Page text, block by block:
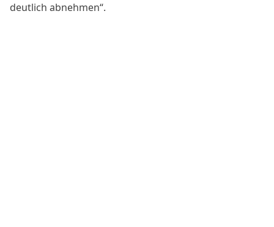
deutlich abnehmen“.